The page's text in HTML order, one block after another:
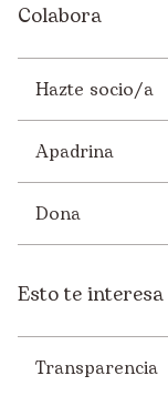
Colabora
Hazte socio/a
Apadrina
Dona
Esto te interesa
Transparencia